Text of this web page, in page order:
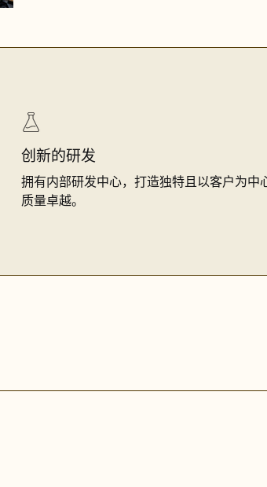
创新的研发
拥有内部研发中心，打造独特且以客户为中
质量卓越。